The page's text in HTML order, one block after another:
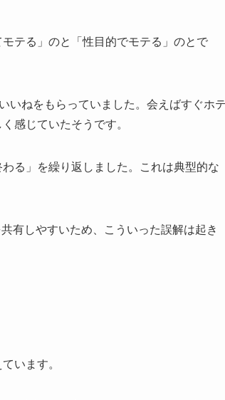
テる」のと「性目的でモテる」のとで
いねをもらっていました。会えばすぐホ
感じていたそうです。
る」を繰り返しました。これは典型的な
有しやすいため、こういった誤解は起き
います。